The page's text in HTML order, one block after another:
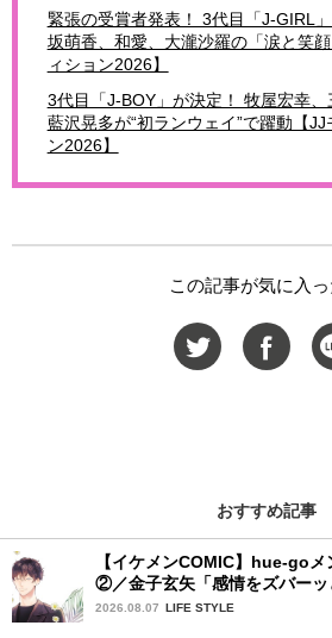
緊張の受賞者発表！ 3代目「J-GIRL
坂萌香、和愛、大瀧沙羅の「涙と笑
ィション2026】
3代目「J-BOY」が決定！ 牧屋宏幸、
藍沢晃多が“初ランウェイ”で躍動【
ン2026】
この記事が気に入っ
おすすめ記事
【イケメンCOMIC】hue-go
②／金子玄矢「感情をズバー
せ〜」
2026.08.07 LIFE STYLE